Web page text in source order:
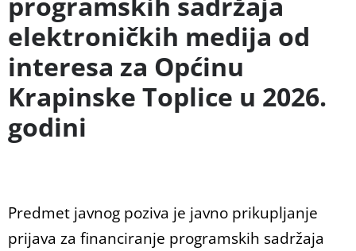
elektroničkih medija od
interesa za Općinu
Krapinske Toplice u 2026.
godini
Predmet javnog poziva je javno prikupljanje
prijava za financiranje programskih sadržaja